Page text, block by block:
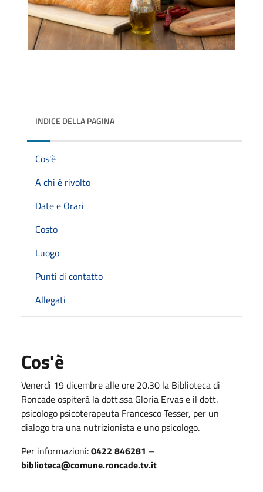
INDICE DELLA PAGINA
Cos'è
A chi è rivolto
Date e Orari
Costo
Luogo
Punti di contatto
Allegati
Cos'è
Venerdì 19 dicembrealle ore 20.30 la Biblioteca di
Roncade ospiterà la dott.ssa Gloria Ervas e il dott.
psicologo psicoterapeuta Francesco Tesser, per un
dialogo tra una nutrizionista e uno psicologo.
Per informazioni:0422 846281 –
biblioteca@comune.roncade.tv.it